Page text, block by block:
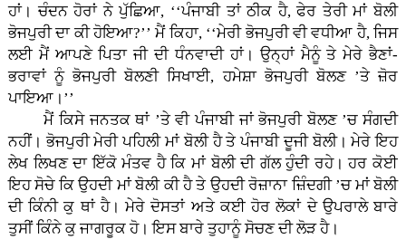
ਹਾਂ। ਚੰਦਨ ਹੋਰਾਂ ਨੇ ਪੁੱਛਿਆ, ‘‘ਪੰਜਾਬੀ ਤਾਂ ਠੀਕ ਹੈ, ਫੇਰ ਤੇਰੀ ਮਾਂ ਬੋਲੀ
ਭੋਜਪੁਰੀ ਦਾ ਕੀ ਹੋਇਆ?’’ ਮੈਂ ਕਿਹਾ, ‘‘ਮੇਰੀ ਭੋਜਪੁਰੀ ਵੀ ਵਧੀਆ ਹੈ, ਜਿਸ
ਲਈ ਮੈਂ ਆਪਣੇ ਪਿਤਾ ਜੀ ਦੀ ਧੰਨਵਾਦੀ ਹਾਂ। ਉਨ੍ਹਾਂ ਮੈਨੂੰ ਤੇ ਮੇਰੇ ਭੈਣਾਂ-
ਭਰਾਵਾਂ ਨੂੰ ਭੋਜਪੁਰੀ ਬੋਲਣੀ ਸਿਖਾਈ, ਹਮੇਸ਼ਾ ਭੋਜਪੁਰੀ ਬੋਲਣ ’ਤੇ ਜ਼ੋਰ
ਪਾਇਆ।’’
ਮੈਂ ਕਿਸੇ ਜਨਤਕ ਥਾਂ ’ਤੇ ਵੀ ਪੰਜਾਬੀ ਜਾਂ ਭੋਜਪੁਰੀ ਬੋਲਣ ’ਚ ਸੰਗਦੀ
ਨਹੀਂ। ਭੋਜਪੁਰੀ ਮੇਰੀ ਪਹਿਲੀ ਮਾਂ ਬੋਲੀ ਹੈ ਤੇ ਪੰਜਾਬੀ ਦੂਜੀ ਬੋਲੀ। ਮੇਰੇ ਇਹ
ਲੇਖ ਲਿਖਣ ਦਾ ਇੱਕੋ ਮੰਤਵ ਹੈ ਕਿ ਮਾਂ ਬੋਲੀ ਦੀ ਗੱਲ ਹੁੰਦੀ ਰਹੇ। ਹਰ ਕੋਈ
ਇਹ ਸੋਚੇ ਕਿ ਉਹਦੀ ਮਾਂ ਬੋਲੀ ਕੀ ਹੈ ਤੇ ਉਹਦੀ ਰੋਜ਼ਾਨਾ ਜ਼ਿੰਦਗੀ ’ਚ ਮਾਂ ਬੋਲੀ
ਦੀ ਕਿੰਨੀ ਕੁ ਥਾਂ ਹੈ। ਮੇਰੇ ਦੋਸਤਾਂ ਅਤੇ ਕਈ ਹੋਰ ਲੋਕਾਂ ਦੇ ਉਪਰਾਲੇ ਬਾਰੇ
ਤੁਸੀਂ ਕਿੰਨੇ ਕੁ ਜਾਗਰੂਕ ਹੋ। ਇਸ ਬਾਰੇ ਤੁਹਾਨੂੰ ਸੋਚਣ ਦੀ ਲੋੜ ਹੈ।